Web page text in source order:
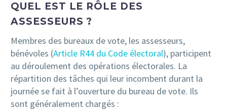
QUEL EST LE RÔLE DES
ASSESSEURS ?
Membres des bureaux de vote, les assesseurs,
bénévoles (Article R44 du Code électoral), participent
au déroulement des opérations électorales. La
répartition des tâches qui leur incombent durant la
journée se fait à l’ouverture du bureau de vote. Ils
sont généralement chargés :